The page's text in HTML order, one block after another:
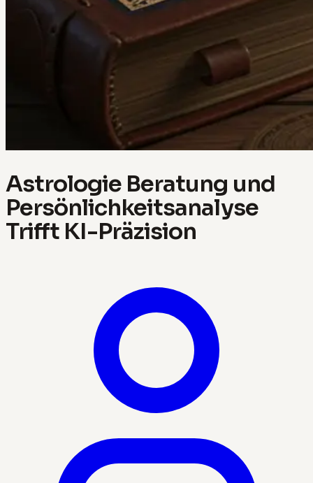
Astrologie Beratung und
Persönlichkeitsanalyse
Trifft KI-Präzision